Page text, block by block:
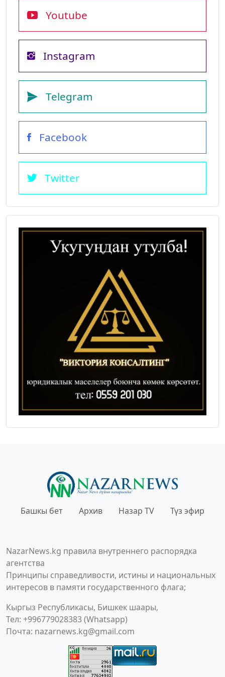
Youtube
Instagram
Telegram
Facebook
Twitter
Башкы бет Архив Назар TV Түз эфир
NazarNews.kg правила внутреннего распорядка
агентства
Принципы справедливости, истины и национальных
интересов в памяти государственного флага;
Кыргыз Республикасы, Бишкек шаары,
Тел: +996779028383 (Whatsapp)
Почта: nazarnews.kg@gmail.com